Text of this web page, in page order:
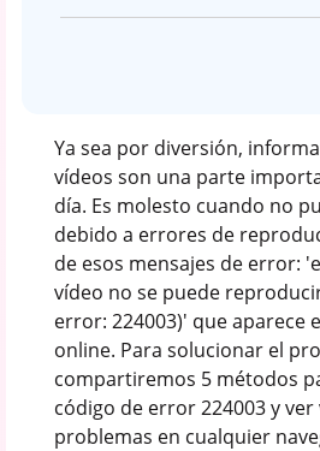
Ya sea por diversión,
vídeos son una parte
día. Es molesto cuando no
debido a errores de
de esos mensajes de error:
vídeo no se puede
error: 224003)' que aparece
online. Para solucionar el
compartiremos 5 métodos
código de error 224003 y ver
problemas en cualquier